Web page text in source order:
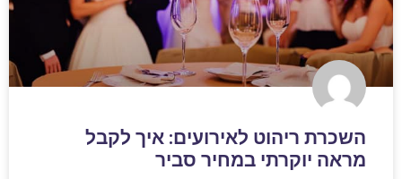
השכרת ריהוט לאירועים: איך לקבל
מראה יוקרתי במחיר סביר